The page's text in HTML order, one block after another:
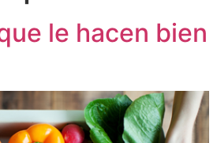
le hacen bien